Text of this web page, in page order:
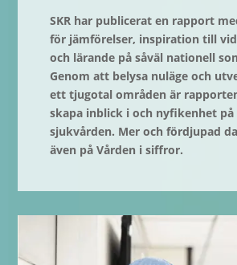
SKR har publicerat en rapport
för jämförelser, inspiration till
och lärande på såväl nationell
Genom att belysa nuläge och
ett tjugotal områden är
skapa inblick i och nyfikenhet på
sjukvården. Mer och fördjupad
även på Vården i siffror.